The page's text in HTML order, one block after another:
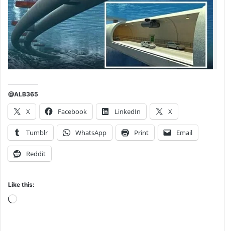
@ALB365
X Facebook LinkedIn X
Tumblr WhatsApp Print Email
Reddit
Like this:
Loading…